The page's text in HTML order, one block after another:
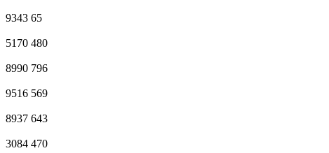
9343 65
5170 480
8990 796
9516 569
8937 643
3084 470